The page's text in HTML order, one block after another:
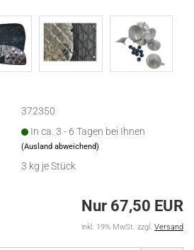
372350
In ca. 3 - 6 Tagen bei Ihnen
(Ausland abweichend)
3 kg je Stück
Nur 67,50 EUR
inkl. 19% MwSt. zzgl. Versand